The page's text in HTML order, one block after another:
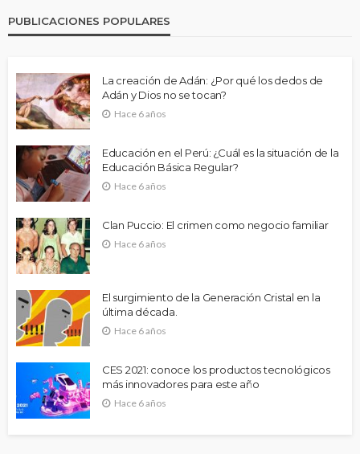
PUBLICACIONES POPULARES
La creación de Adán: ¿Por qué los dedos de
Adán y Dios no se tocan?
Hace 6 años
Educación en el Perú: ¿Cuál es la situación de la
Educación Básica Regular?
Hace 6 años
Clan Puccio: El crimen como negocio familiar
Hace 6 años
El surgimiento de la Generación Cristal en la
última década.
Hace 6 años
CES 2021: conoce los productos tecnológicos
más innovadores para este año
Hace 6 años